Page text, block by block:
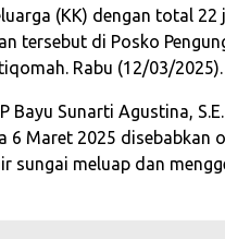
(KK) dengan total
tersebut di Posko
Rabu (12/03/2025).
Bayu Sunarti Agustina,
6 Maret 2025 disebabkan
sungai meluap dan